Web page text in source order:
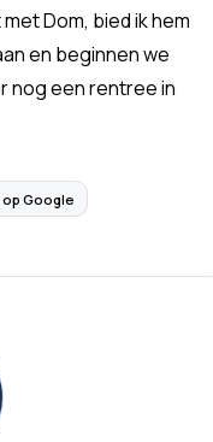
Dom, bied ik hem
en beginnen we
nog een rentree in
Google